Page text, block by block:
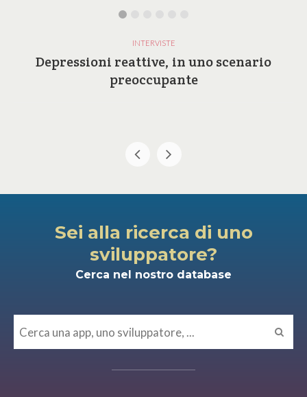
INTERVISTE
Depressioni reattive, in uno scenario
preoccupante
Sei alla ricerca di uno
sviluppatore?
Cerca nel nostro database